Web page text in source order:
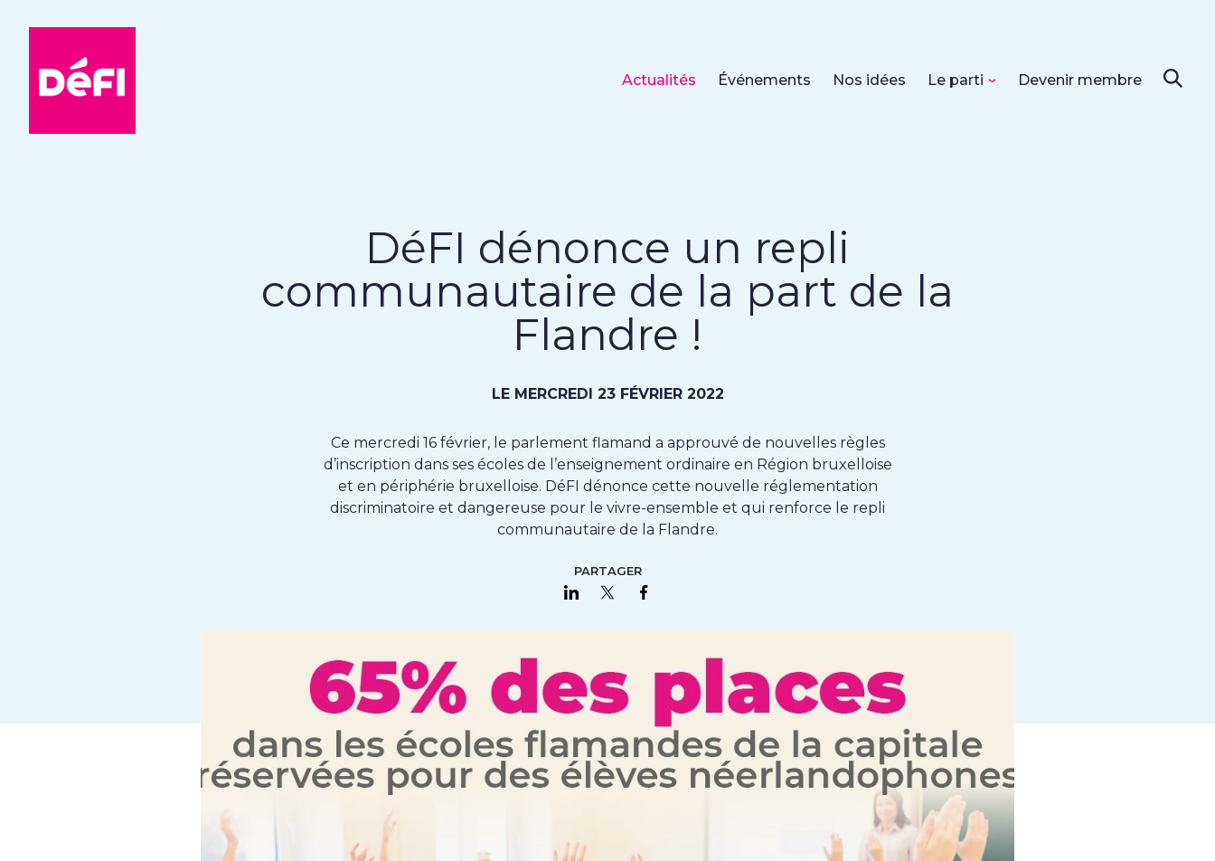
Actualités Événements Nos idées Le parti Devenir membre
DéFI dénonce un repli
communautaire de la part de la
Flandre !
LE MERCREDI 23 FÉVRIER 2022
Ce mercredi 16 février, le parlement flamand a approuvé de nouvelles règles
d’inscription dans ses écoles de l’enseignement ordinaire en Région bruxelloise
et en périphérie bruxelloise. DéFI dénonce cette nouvelle réglementation
discriminatoire et dangereuse pour le vivre-ensemble et qui renforce le repli
communautaire de la Flandre.
PARTAGER
Partager sur LinkedIn
Partager sur Twitter